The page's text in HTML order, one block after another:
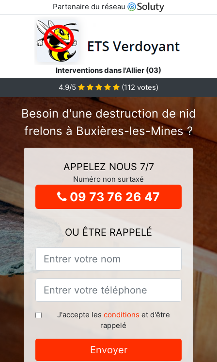
Partenaire du réseau
Interventions dans l'Allier (03)
4.9/5 (112 votes)
Besoin d'une destruction de nid
frelons à Buxières-les-Mines ?
APPELEZ NOUS 7/7
Numéro non surtaxé
09 73 76 26 47
OU ÊTRE RAPPELÉ
J'accepte les conditions et d'être
rappelé
Envoyer